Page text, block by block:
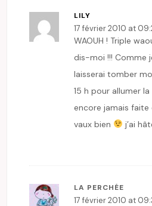
LILY
17 février 2010 at
WAOUH ! Triple
dis-moi !!! Comme
laisserai tomber
15 h pour allumer
encore jamais faite
vaux bien
j’ai
LA PERCHÉE
17 février 2010 at